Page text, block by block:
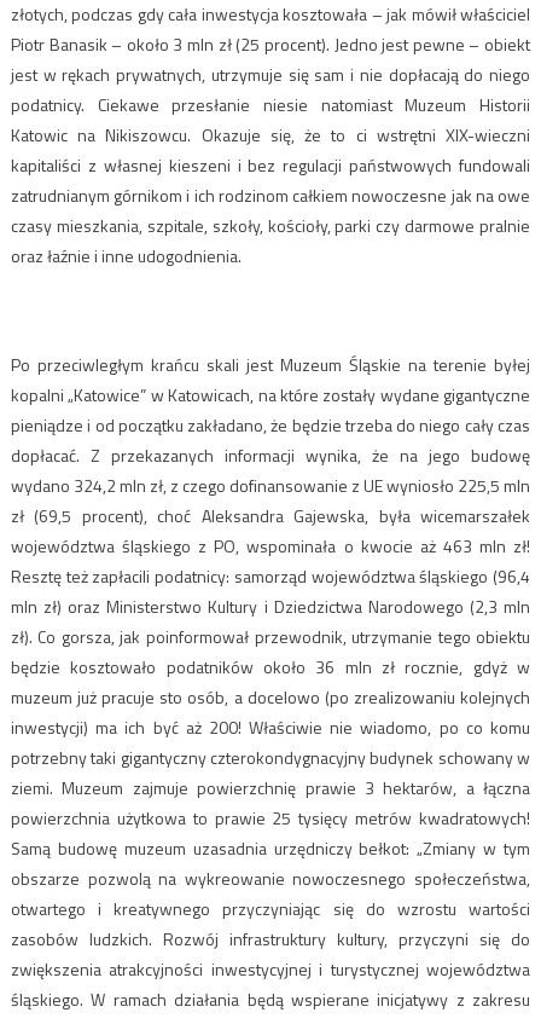
złotych, podczas gdy cała inwestycja kosztowała – jak mówił właściciel
Piotr Banasik – około 3 mln zł (25 procent). Jedno jest pewne – obiekt
jest w rękach prywatnych, utrzymuje się sam i nie dopłacają do niego
podatnicy. Ciekawe przesłanie niesie natomiast Muzeum Historii
Katowic na Nikiszowcu. Okazuje się, że to ci wstrętni XIX-wieczni
kapitaliści z własnej kieszeni i bez regulacji państwowych fundowali
zatrudnianym górnikom i ich rodzinom całkiem nowoczesne jak na owe
czasy mieszkania, szpitale, szkoły, kościoły, parki czy darmowe pralnie
oraz łaźnie i inne udogodnienia.
Po przeciwległym krańcu skali jest Muzeum Śląskie na terenie byłej
kopalni „Katowice” w Katowicach, na które zostały wydane gigantyczne
pieniądze i od początku zakładano, że będzie trzeba do niego cały czas
dopłacać. Z przekazanych informacji wynika, że na jego budowę
wydano 324,2 mln zł, z czego dofinansowanie z UE wyniosło 225,5 mln
zł (69,5 procent), choć Aleksandra Gajewska, była wicemarszałek
województwa śląskiego z PO, wspominała o kwocie aż 463 mln zł!
Resztę też zapłacili podatnicy: samorząd województwa śląskiego (96,4
mln zł) oraz Ministerstwo Kultury i Dziedzictwa Narodowego (2,3 mln
zł). Co gorsza, jak poinformował przewodnik, utrzymanie tego obiektu
będzie kosztowało podatników około 36 mln zł rocznie, gdyż w
muzeum już pracuje sto osób, a docelowo (po zrealizowaniu kolejnych
inwestycji) ma ich być aż 200! Właściwie nie wiadomo, po co komu
potrzebny taki gigantyczny czterokondygnacyjny budynek schowany w
ziemi. Muzeum zajmuje powierzchnię prawie 3 hektarów, a łączna
powierzchnia użytkowa to prawie 25 tysięcy metrów kwadratowych!
Samą budowę muzeum uzasadnia urzędniczy bełkot: „Zmiany w tym
obszarze pozwolą na wykreowanie nowoczesnego społeczeństwa,
otwartego i kreatywnego przyczyniając się do wzrostu wartości
zasobów ludzkich. Rozwój infrastruktury kultury, przyczyni się do
zwiększenia atrakcyjności inwestycyjnej i turystycznej województwa
śląskiego. W ramach działania będą wspierane inicjatywy z zakresu